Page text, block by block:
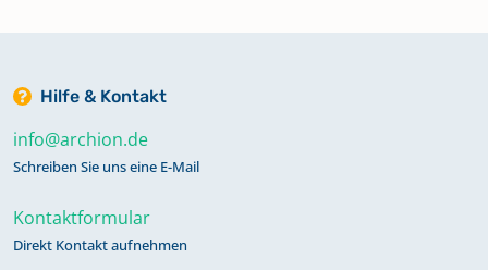
Hilfe & Kontakt
info@archion.de
Schreiben Sie uns eine E-Mail
Kontaktformular
Direkt Kontakt aufnehmen